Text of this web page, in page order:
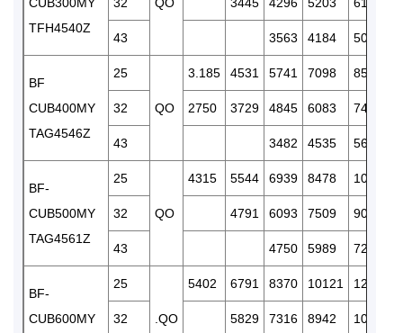
TFH4540Z
43 3563 4184 5006
BF
CUB400MY
TAG4546Z
25
QO
3.185 4531 5741 7098 8576
32 2750 3729 4845 6083 7430
43 3482 4535 5673
BF-
CUB500MY
TAG4561Z
25
QO
4315 5544 6939 8478 10139
32 4791 6093 7509 9020
43 4750 5989 7282
BF-
CUB600MY
25
.QO
5402 6791 8370 10121 12023
32 5829 7316 8942 10692